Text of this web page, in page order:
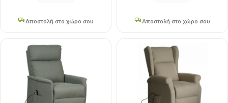
Αποστολή στο χώρο σου Αποστολή στο χώρο σου